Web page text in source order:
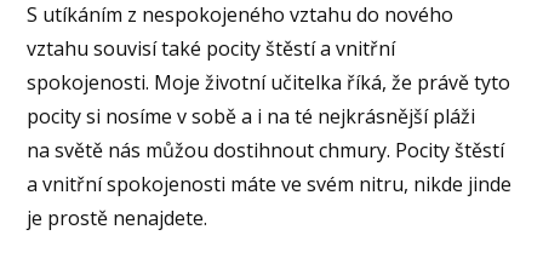
S utíkáním z nespokojeného vztahu do nového
vztahu souvisí také pocity štěstí a vnitřní
spokojenosti. Moje životní učitelka říká, že právě tyto
pocity si nosíme v sobě a i na té nejkrásnější pláži
na světě nás můžou dostihnout chmury. Pocity štěstí
a vnitřní spokojenosti máte ve svém nitru, nikde jinde
je prostě nenajdete.